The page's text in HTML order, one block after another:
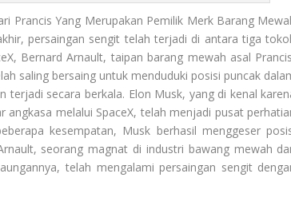
Prancis Yang Merupakan Pemilik Merk Barang
persaingan sengit telah terjadi di antara tiga
Bernard Arnault, taipan barang mewah asal
saling bersaing untuk menduduki posisi puncak
secara berkala. Elon Musk, yang di kenal
melalui SpaceX, telah menjadi pusat
kesempatan, Musk berhasil menggeser
seorang magnat di industri bawang mewah
telah mengalami persaingan sengit